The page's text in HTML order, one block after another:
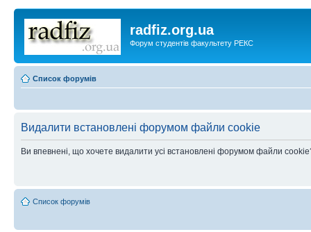
radfiz.org.ua
Форум студентів факультету РЕКС
Список форумів
Видалити встановлені форумом файли cookie
Ви впевнені, що хочете видалити усі встановлені форумом файли
Список форумів